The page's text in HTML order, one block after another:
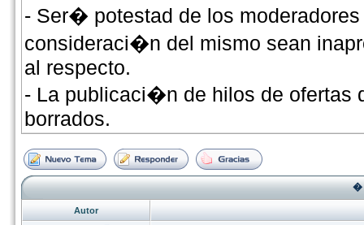
- Ser� potestad de los
consideraci�n del mismo sean
al respecto.
- La publicaci�n de hilos de ofertas
borrados.
�
Autor